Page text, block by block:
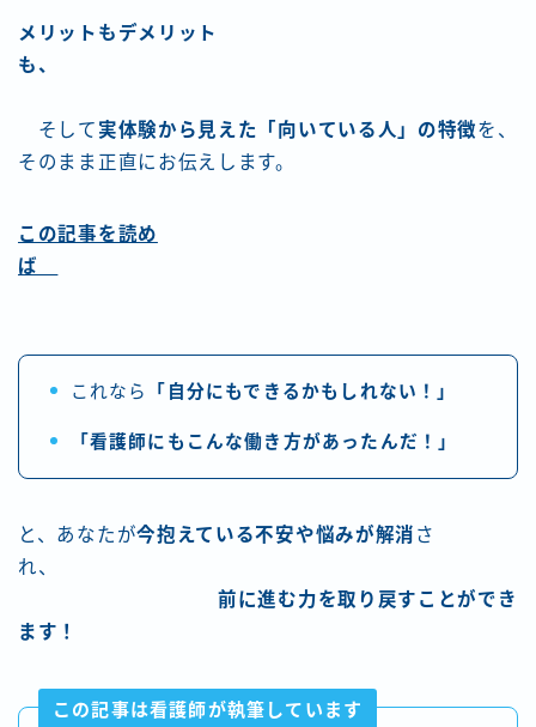
メリットもデメリット
も、
そして 実体験から見えた「向いている人」の特徴を、
そのまま正直にお伝えします。
この記事を読め
ば
これなら 「自分にもできるかもしれない！」
「看護師にもこんな働き方があったんだ！」
と、あなたが今抱えている不安や悩みが解消 さ
れ、
前に進む力を取り戻すことができ
ます！
この記事は看護師が執筆しています